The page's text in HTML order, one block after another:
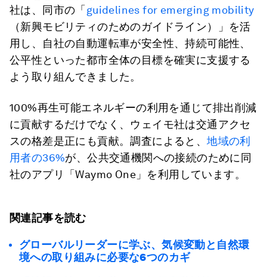
社は、同市の「 guidelines for emerging mobility
（新興モビリティのためのガイドライン）」を活
用し、自社の自動運転車が安全性、持続可能性、
公平性といった都市全体の目標を確実に支援する
よう取り組んできました。
100%再生可能エネルギーの利用を通じて排出削減
に貢献するだけでなく、ウェイモ社は交通アクセ
スの格差是正にも貢献。調査によると、地域の利
用者の36%が、公共交通機関への接続のために同
社のアプリ「Waymo One」を利用しています。
関連記事を読む
グローバルリーダーに学ぶ、気候変動と自然環
境への取り組みに必要な6つのカギ